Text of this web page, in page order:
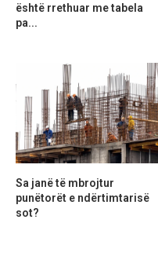
është rrethuar me tabela
pa...
Sa janë të mbrojtur
punëtorët e ndërtimtarisë
sot?